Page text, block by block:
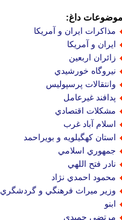
موضوعات داغ:
مذاكرات ايران و آمريكا
ايران و آمريكا
زائران اربعين
نيروگاه خورشيدي
وانتقالات پرسپوليس
پدافند غيرعامل
مشكلات اقتصادي
اسلام آباد غرب
استان كهگيلويه و بويراحمد
جمهوري اسلامي
نادر فتح اللهي
محمود احمدي نژاد
وزير ميراث فرهنگي و گردشگري
ابنو
مرتضي حميدي